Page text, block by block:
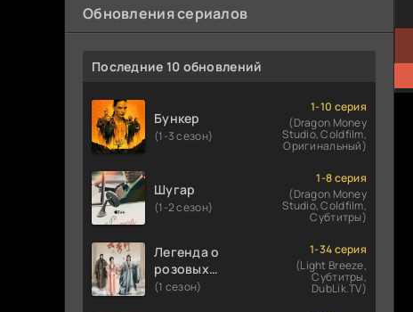
Обновления сериалов
Последние 10 обновлений
Бункер
(1-3 сезон)
1-10 серия
(Dragon Money
Studio, Coldfilm,
Оригинальный)
Шугар
(1-2 сезон)
1-8 серия
(Dragon Money
Studio, Coldfilm,
Субтитры)
Легенда о
розовых
облаках
(1 сезон)
1-34 серия
(Light Breeze,
Субтитры,
DubLik.TV)